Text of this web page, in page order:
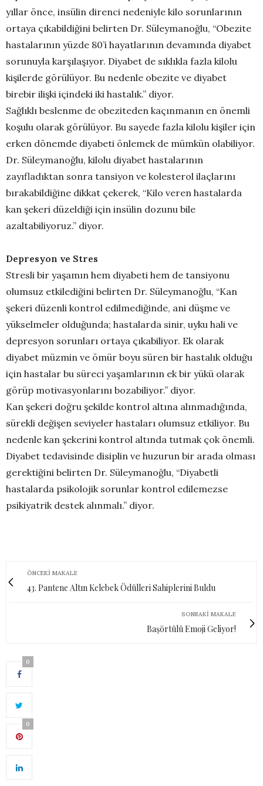
yıllar önce, insülin direnci nedeniyle kilo sorunlarının
ortaya çıkabildiğini belirten Dr. Süleymanoğlu, “Obezite
hastalarının yüzde 80’i hayatlarının devamında diyabet
sorunuyla karşılaşıyor. Diyabet de sıklıkla fazla kilolu
kişilerde görülüyor. Bu nedenle obezite ve diyabet
birebir ilişki içindeki iki hastalık.” diyor.
Sağlıklı beslenme de obeziteden kaçınmanın en önemli
koşulu olarak görülüyor. Bu sayede fazla kilolu kişiler için
erken dönemde diyabeti önlemek de mümkün olabiliyor.
Dr. Süleymanoğlu, kilolu diyabet hastalarının
zayıfladıktan sonra tansiyon ve kolesterol ilaçlarını
bırakabildiğine dikkat çekerek, “Kilo veren hastalarda
kan şekeri düzeldiği için insülin dozunu bile
azaltabiliyoruz.” diyor.
Depresyon ve Stres
Stresli bir yaşamın hem diyabeti hem de tansiyonu
olumsuz etkilediğini belirten Dr. Süleymanoğlu, “Kan
şekeri düzenli kontrol edilmediğinde, ani düşme ve
yükselmeler olduğunda; hastalarda sinir, uyku hali ve
depresyon sorunları ortaya çıkabiliyor. Ek olarak
diyabet müzmin ve ömür boyu süren bir hastalık olduğu
için hastalar bu süreci yaşamlarının ek bir yükü olarak
görüp motivasyonlarını bozabiliyor.” diyor.
Kan şekeri doğru şekilde kontrol altına alınmadığında,
sürekli değişen seviyeler hastaları olumsuz etkiliyor. Bu
nedenle kan şekerini kontrol altında tutmak çok önemli.
Diyabet tedavisinde disiplin ve huzurun bir arada olması
gerektiğini belirten Dr. Süleymanoğlu, “Diyabetli
hastalarda psikolojik sorunlar kontrol edilemezse
psikiyatrik destek alınmalı.” diyor.
ÖNCEKI MAKALE
43. Pantene Altın Kelebek Ödülleri Sahiplerini Buldu
SONRAKI MAKALE
Başörtülü Emoji Geliyor!
0
0